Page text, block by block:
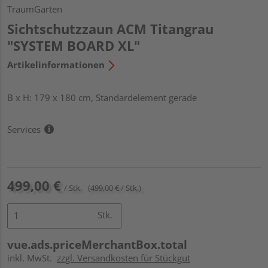
TraumGarten
Sichtschutzzaun ACM Titangrau
"SYSTEM BOARD XL"
Artikelinformationen
B x H: 179 x 180 cm, Standardelement gerade
Services
499,00 € / Stk. (499,00 € / Stk.)
Stk.
vue.ads.priceMerchantBox.total
inkl. MwSt. zzgl. Versandkosten für Stückgut